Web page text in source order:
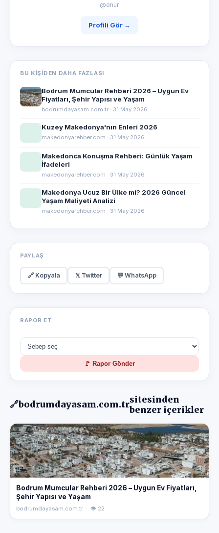
@onur
Profili Gör →
BU KIŞIDEN DAHA FAZLASI
Bodrum Mumcular Rehberi 2026 – Uygun Ev
Fiyatları, Şehir Yapısı ve Yaşam
bodrumdayasam.com.tr · 31 May 2026
Kuzey Makedonya'nın Enleri 2026
makedonyarehber.com · 31 May 2026
Makedonca Konuşma Rehberi: Günlük Yaşam
İfadeleri
makedonyarehber.com · 31 May 2026
Makedonya Ucuz Bir Ülke mi? 2026 Güncel
Yaşam Maliyeti Analizi
makedonyarehber.com · 31 May 2026
PAYLAŞ
🔗 Kopyala 𝕏 Twitter 💬 WhatsApp
RAPOR ET
🚩 Rapor Gönder
🔗bodrumdayasam.com.trsitesinden
benzer içerikler
Bodrum Mumcular Rehberi 2026 – Uygun Ev Fiyatları,
Şehir Yapısı ve Yaşam
bodrumdayasam.com.tr · 👁 22